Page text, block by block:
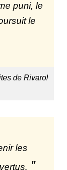
puni, le
le
de Rivarol
les